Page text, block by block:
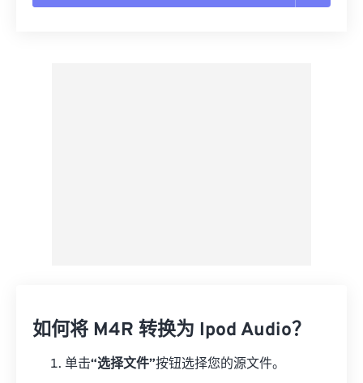
如何将 M4R 转换为 Ipod Audio？
单击“选择文件”按钮选择您的源文件。